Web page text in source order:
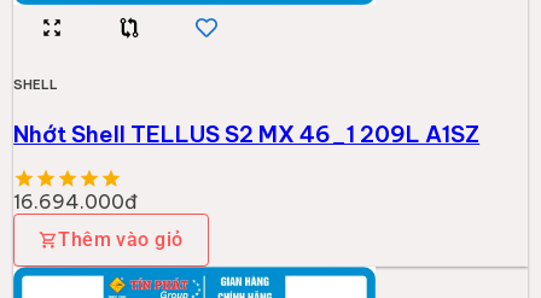
SHELL
Nhớt Shell TELLUS S2 MX 46_1 209L A1SZ
16.694.000đ
Thêm vào giỏ